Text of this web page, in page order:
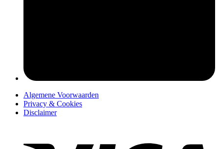
Algemene Voorwaarden
Privacy & Cookies
Disclaimer